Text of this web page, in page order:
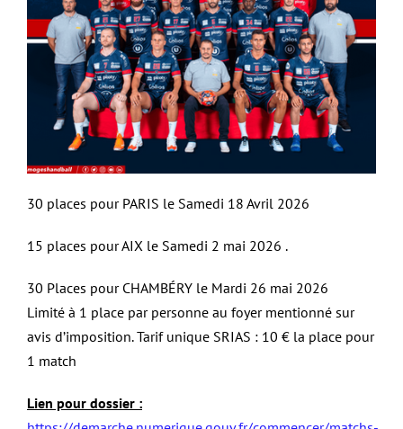
30 places pour PARIS le Samedi 18 Avril 2026
15 places pour AIX le Samedi 2 mai 2026 .
30 Places pour CHAMBÉRY le Mardi 26 mai 2026
Limité à 1 place par personne au foyer mentionné sur
avis d’imposition.Tarif unique SRIAS : 10 € la place pour
1 match
Lien pour dossier :